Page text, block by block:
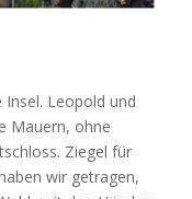
Leopold und
Mauern, ohne
Ziegel für
wir getragen,